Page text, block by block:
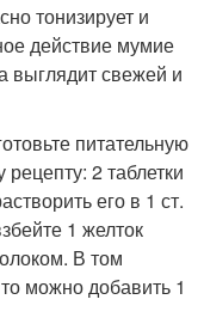
тонизирует и
действие мумие
выглядит свежей и
питательную
2 таблетки
его в 1 ст.
1 желток
В том
можно добавить 1